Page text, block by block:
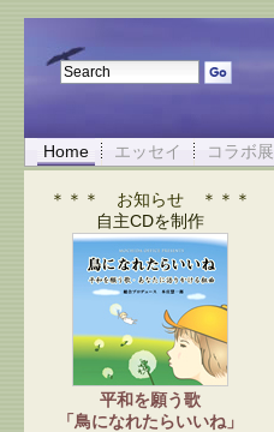
Home エッセイ コラボ展
＊＊＊ お知らせ ＊＊＊
自主CDを制作
平和を願う歌
「鳥になれたらいいね」